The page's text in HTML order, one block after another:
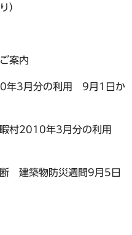
）
案内
年3月分の利用 9月1日か
暇村2010年3月分の利用
建築物防災週間9月5日